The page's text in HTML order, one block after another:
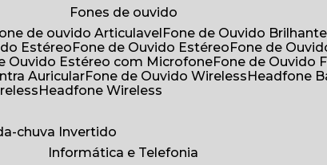
Fones de ouvido
Fone de ouvido Articulavel
Fone de Ouvido
Estéreo Fone de Ouvido Estéreo
Fone de
Ouvido Estéreo com Microfone Fone de Ouvido
Auricular Fone de Ouvido Wireless
Headfone
Headfone Wireless
chuva Invertido
Informática e Telefonia